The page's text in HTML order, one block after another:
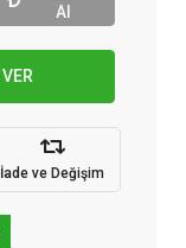
Al
İade ve Değişim